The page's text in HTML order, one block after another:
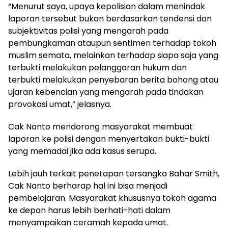
“Menurut saya, upaya kepolisian dalam menindak
laporan tersebut bukan berdasarkan tendensi dan
subjektivitas polisi yang mengarah pada
pembungkaman ataupun sentimen terhadap tokoh
muslim semata, melainkan terhadap siapa saja yang
terbukti melakukan pelanggaran hukum dan
terbukti melakukan penyebaran berita bohong atau
ujaran kebencian yang mengarah pada tindakan
provokasi umat,” jelasnya.
Cak Nanto mendorong masyarakat membuat
laporan ke polisi dengan menyertakan bukti-bukti
yang memadai jika ada kasus serupa.
Lebih jauh terkait penetapan tersangka Bahar Smith,
Cak Nanto berharap hal ini bisa menjadi
pembelajaran. Masyarakat khususnya tokoh agama
ke depan harus lebih berhati-hati dalam
menyampaikan ceramah kepada umat.